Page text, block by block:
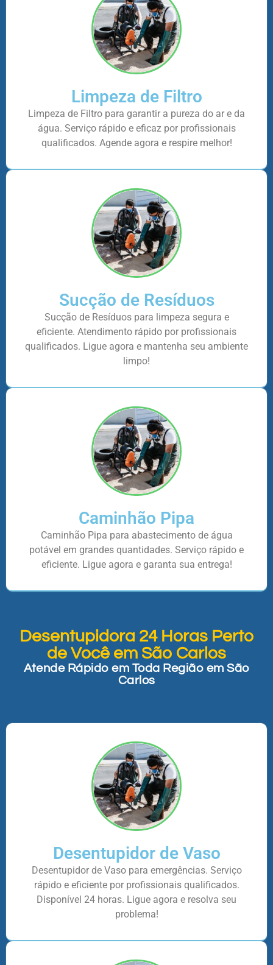
Limpeza de Filtro
Limpeza de Filtro para garantir a pureza do ar e da
água. Serviço rápido e eficaz por profissionais
qualificados. Agende agora e respire melhor!
Sucção de Resíduos
Sucção de Resíduos para limpeza segura e
eficiente. Atendimento rápido por profissionais
qualificados. Ligue agora e mantenha seu ambiente
limpo!
Caminhão Pipa
Caminhão Pipa para abastecimento de água
potável em grandes quantidades. Serviço rápido e
eficiente. Ligue agora e garanta sua entrega!
Desentupidora 24 Horas Perto
de Você em São Carlos
Atende Rápido em Toda Região em São
Carlos
Desentupidor de Vaso
Desentupidor de Vaso para emergências. Serviço
rápido e eficiente por profissionais qualificados.
Disponível 24 horas. Ligue agora e resolva seu
problema!